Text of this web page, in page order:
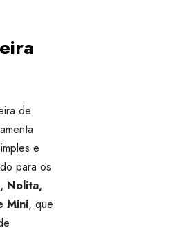
de
e
para os
Nolita,
Mini, que